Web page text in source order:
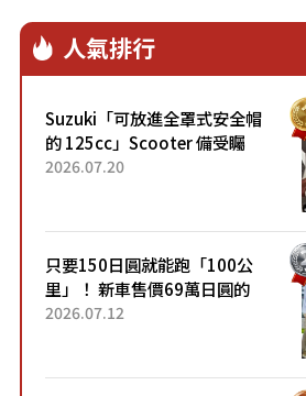
人氣排行
Suzuki「可放進全罩式安全帽
的 125cc」Scooter 備受矚
目！採用全新流線設計與各項
2026.07.20
只要150日圓就能跑「100公
里」！ 新車售價69萬日圓的
「3人座」Trike大受歡迎！ 順
2026.07.12